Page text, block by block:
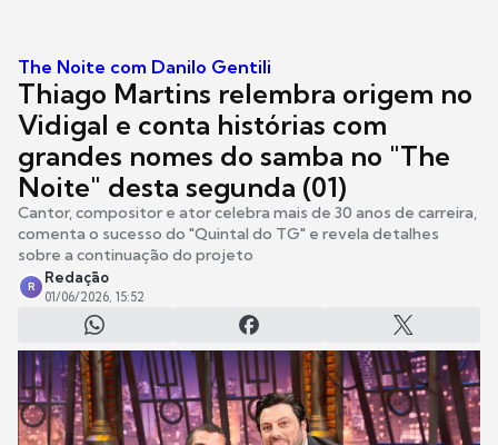
The Noite com Danilo Gentili
Thiago Martins relembra origem no
Vidigal e conta histórias com
grandes nomes do samba no "The
Noite" desta segunda (01)
Cantor, compositor e ator celebra mais de 30 anos de carreira,
comenta o sucesso do "Quintal do TG" e revela detalhes
sobre a continuação do projeto
R
Redação
01/06/2026, 15:52